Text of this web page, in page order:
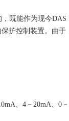
既能作为现今DAS
护控制装置。由于
、4－20mA、0－